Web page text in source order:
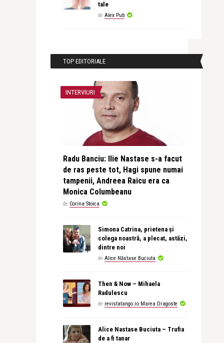
tale
de Alex Pub
TOP EDITORIALE
INTERVIURI
Radu Banciu: Ilie Nastase s-a facut
de ras peste tot, Hagi spune numai
tampenii, Andreea Raicu era ca
Monica Columbeanu
de Corina Stoica
Simona Catrina, prietena și
colega noastră, a plecat, astăzi,
dintre noi
de Alice Năstase Buciuta
Then & Now – Mihaela
Radulescu
de revistatango.ro Marea Dragoste
Alice Nastase Buciuta – Trufia
de a fi tanar